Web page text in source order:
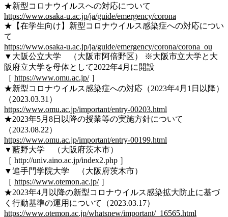
★新型コロナウイルスへの対応について
https://www.osaka-u.ac.jp/ja/guide/emergency/corona
★【在学生向け】新型コロナウイルス感染症への対応につい
て
https://www.osaka-u.ac.jp/ja/guide/emergency/corona/corona_ou
▼大阪公立大学 （大阪市阿倍野区） ※大阪市立大学と大
阪府立大学を母体として2022年4月に開設
［ https://www.omu.ac.jp/］
★新型コロナウイルス感染症への対応（2023年4月1日以降）
（2023.03.31）
https://www.omu.ac.jp/important/entry-00203.html
★2023年5月8日以降の授業等の実施方針について
（2023.08.22）
https://www.omu.ac.jp/important/entry-00199.html
▼藍野大学 （大阪府茨木市）
［ http://univ.aino.ac.jp/index2.php ］
▼追手門学院大学 （大阪府茨木市）
［ https://www.otemon.ac.jp/］
★2023年4月以降の新型コロナウイルス感染拡大防止に基づ
く行動基準の運用について（2023.03.17）
https://www.otemon.ac.jp/whatsnew/important/_16565.html